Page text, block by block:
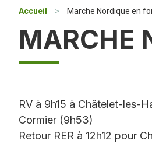
Accueil > Marche Nordique en
MARCHE
RV à 9h15 à Châtelet-les-
Cormier (9h53)
Retour RER à 12h12 pour